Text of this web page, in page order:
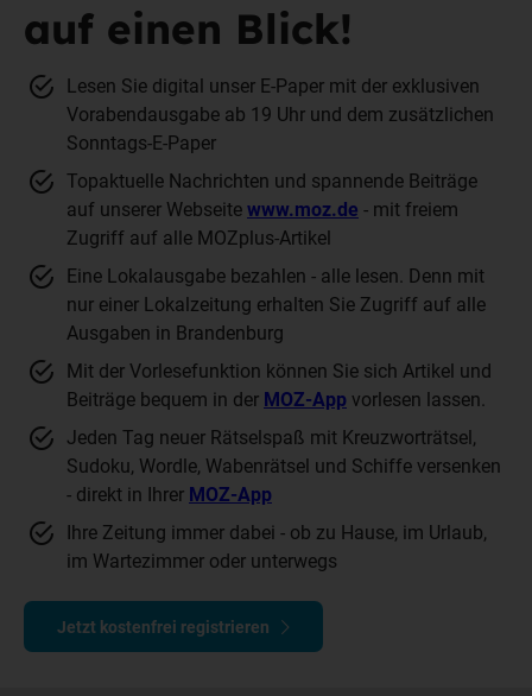
auf einen Blick!
Lesen Sie digital unser E-Paper mit der exklusiven
Vorabendausgabe ab 19 Uhr und dem zusätzlichen
Sonntags-E-Paper
Topaktuelle Nachrichten und spannende Beiträge
auf unserer Webseitewww.moz.de - mit freiem
Zugriff auf alle MOZplus-Artikel
Eine Lokalausgabe bezahlen - alle lesen. Denn mit
nur einer Lokalzeitung erhalten Sie Zugriff auf alle
Ausgaben in Brandenburg
Mit der Vorlesefunktion können Sie sich Artikel und
Beiträge bequem in der MOZ-Appvorlesen lassen.
Jeden Tag neuer Rätselspaß mit Kreuzworträtsel,
Sudoku, Wordle, Wabenrätsel und Schiffe versenken
- direkt in Ihrer MOZ-App
Ihre Zeitung immer dabei - ob zu Hause, im Urlaub,
im Wartezimmer oder unterwegs
Jetzt kostenfrei registrieren